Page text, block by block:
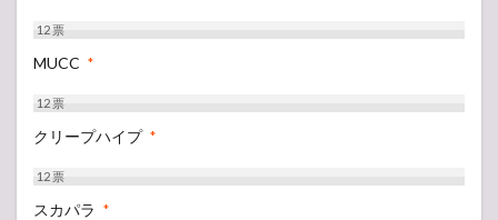
12票
MUCC *
12票
クリープハイプ *
12票
スカパラ *